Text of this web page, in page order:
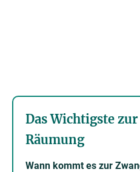
Das Wichtigste
Räumung
Wann kommt es zur